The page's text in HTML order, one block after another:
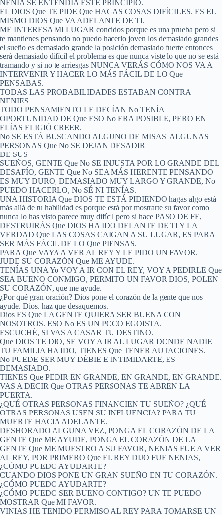
NENIA SE ENTENDÍA ESTE PRINCIPIO.
EL DIOS Que TE PIDE Que HAGAS COSAS DIFÍCILES. ES EL
MISMO DIOS Que VA ADELANTE DE TI.
ME INTERESA MI LUGAR concidos porque es una prueba pero si
te mantienes pensando no puedo hacerlo joven los demasiado grandes
el sueño es demasiado grande la posición demasiado fuerte entonces
será demasiado difícil el problema es que nunca viste lo que no se está
tramando y si no te arriesgas NUNCA VERÁS CÓMO NOS VA A
INTERVENIR Y HACER LO MÁS FÁCIL DE LO Que
PENSABAS.
TODAS LAS PROBABILIDADES ESTABAN CONTRA
NENIES.
TODO PENSAMIENTO LE DECÍAN No TENÍA
OPORTUNIDAD DE Que ESO No ERA POSIBLE, PERO EN
ELÍAS ELIGIÓ CREER.
No SE ESTÁ BUSCANDO ALGUNO DE MISAS. ALGUNAS
PERSONAS Que No SE DEJAN DESADIR
DE SUS
SUEÑOS, GENTE Que No SE INJUSTA POR LO GRANDE DEL
DESAFÍO, GENTE Que No SEA MÁS HERENTE PENSANDO
ES MUY DURO, DEMASIADO MUY LARGO Y GRANDE, No
PUEDO HACERLO, No SÉ NI TENÍAS.
UNA HISTORIA Que DIOS TE ESTÁ PIDIENDO hagas algo está
más allá de tu habilidad es porque está por mostrarte su favor como
nunca lo has visto parece muy difícil pero si hace PASO DE FE,
DESTRUIRÁS Que DIOS HA IDO DELANTE DE TI Y LA
VERDAD Que LAS COSAS CAIGAN A SU LUGAR, ES PARA
SER MÁS FÁCIL DE LO Que PIENSAS.
PARA Que VAYA A VER AL REY Y LE PIDO UN FAVOR.
JUDE SU CORAZÓN Que ME AYUDE.
TENÍAS UNA Yo VOY A IR CON EL REY, VOY A PEDIRLE Que
SEA BUENO CONMIGO, PERMITO UN FAVOR DIOS, POLEN
SU CORAZÓN, que me ayude.
¿Por qué gran oración? Dios pone el corazón de la gente que nos
ayude. Dios, haz que desaquemos.
Dios ES Que LA GENTE QUIERA SER BUENA CON
NOSOTROS. ESO No ES UN POCO EGOISTA.
ESCUCHÉ, SI VAS A CASAR TU DESTINO.
Que DIOS TE DIO, SE VOY A IR AL LUGAR DONDE NADIE
TU FAMILIA HA IDO, TIENES Que TENER AUTACIONES.
No PUEDE SER MUY DÉBIE E INTIMIDARTE, ES
DEMASIADO.
TIENES Que PEDIR EN GRANDE, EN GRANDE, EN GRANDE.
VAS A DECIR Que OTRAS PERSONAS TE ABREN LA
PUERTA.
¿QUÉ OTRAS PERSONAS FINANCIEN TU SUEÑO? ¿QUÉ
OTRAS PERSONAS USEN SU INFLUENCIA? PARA TU
MUERTE HACIA ADELANTE.
DESHORADO ALGUNA VEZ, PONGA EL CORAZÓN DE LA
GENTE Que ME AYUDE, PONGA EL CORAZÓN DE LA
GENTE Que ME MUESTRO A SU FAVOR, NENIAS FUE A VER
AL REY, POR PRIMERO Que EL REY DIJO FUE NENIAS,
¿CÓMO PUEDO AYUDARTE?
CUANDO DIOS PONE UN GRAN SUEÑO EN TU CORAZÓN.
¿CÓMO PUEDO AYUDARTE?
¿CÓMO PUEDO SER BUENO CONTIGO? UN TE PUEDO
MOSTRAR Que MI FAVOR.
VINIAS HE TENIDO PERMISO AL REY PARA TOMARSE UN